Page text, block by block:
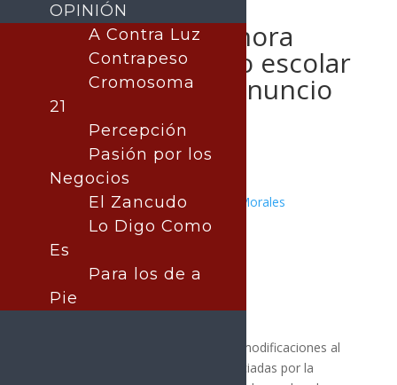
Gobierno de Sonora
ajusta calendario escolar
2025-2026 tras anuncio
de la SEP
Publicado por:Juan Antonio Pérez Morales
SONORA
7 mayo, 2026
El Gobierno de Sonora aplicará las modificaciones al
calendario escolar 2025-2026 anunciadas por la
OPINIÓN
A Contra Luz
Contrapeso
Cromosoma
21
Percepción
Pasión por los
Negocios
El Zancudo
Lo Digo Como
Es
Para los de a
Pie